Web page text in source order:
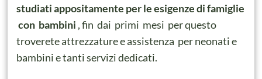
studiati appositamente per le esigenze di famiglie
con bambini , fin dai primi mesi per questo
troverete attrezzature e assistenza per neonati e
bambini e tanti servizi dedicati.